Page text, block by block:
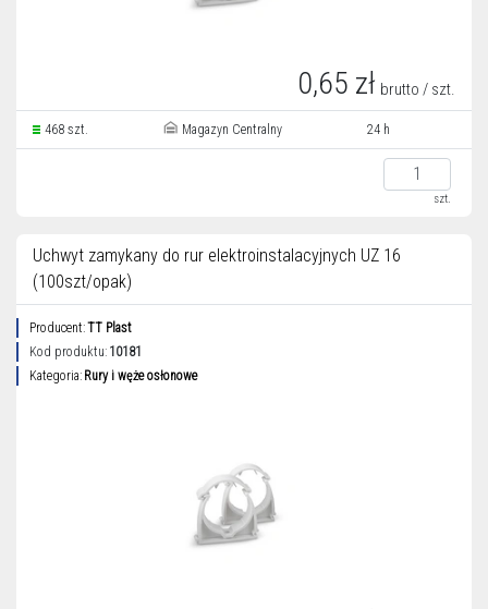
0,65 zł brutto / szt.
468 szt. Magazyn Centralny 24 h
szt.
Uchwyt zamykany do rur elektroinstalacyjnych UZ 16
(100szt/opak)
Producent:TT Plast
Kod produktu: 10181
Kategoria: Rury i węże osłonowe